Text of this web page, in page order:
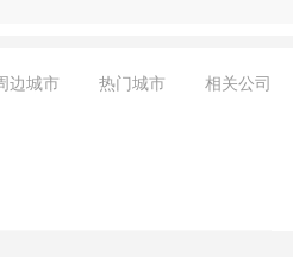
边城市 热门城市 相关公司